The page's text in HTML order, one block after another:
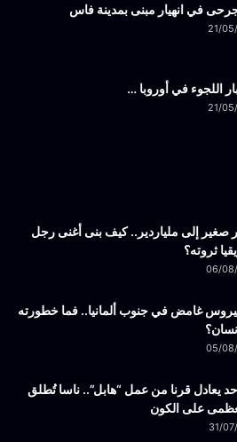
في انهيار مبنى بمدينة فاس
21/
اللجوء في أوروبا …
21/
صغير إلى ملياردير.. كيف بنى أغنى رجل
ثروته؟
06/
غامض في جنوب ألمانيا.. فما خطورته
05/
يعادل قرنا من عمل “هابل”.. ناسا تُطلق
على الكون
31/